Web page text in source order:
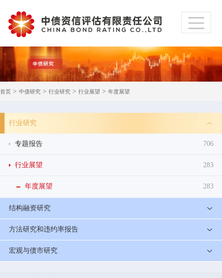
首页 > 中债研究 > 行业研究 > 行业展望 > 年度展望
行业研究
专题报告 706
行业展望 283
年度展望 283
结构融资研究
方法研究和违约率报告
宏观与债市研究